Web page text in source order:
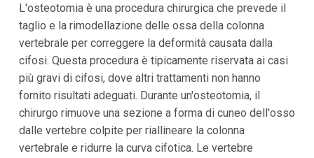
L'osteotomia è una procedura chirurgica che prevede il
taglio e la rimodellazione delle ossa della colonna
vertebrale per correggere la deformità causata dalla
cifosi. Questa procedura è tipicamente riservata ai casi
più gravi di cifosi, dove altri trattamenti non hanno
fornito risultati adeguati. Durante un'osteotomia, il
chirurgo rimuove una sezione a forma di cuneo dell'osso
dalle vertebre colpite per riallineare la colonna
vertebrale e ridurre la curva cifotica. Le vertebre